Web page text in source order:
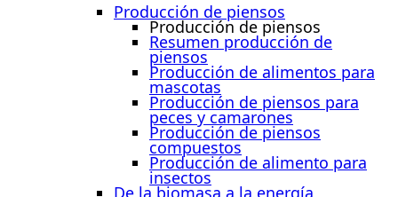
Producción de piensos
Producción de piensos
Resumen producción de
piensos
Producción de alimentos para
mascotas
Producción de piensos para
peces y camarones
Producción de piensos
compuestos
Producción de alimento para
insectos